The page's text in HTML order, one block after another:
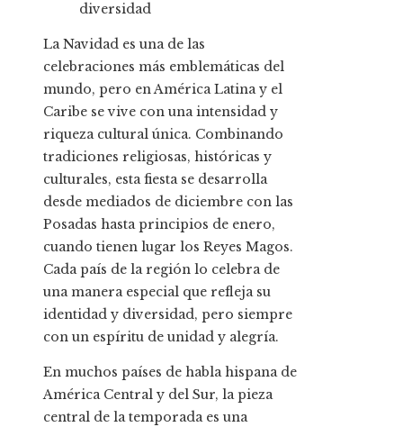
diversidad
La Navidad es una de las
celebraciones más emblemáticas del
mundo, pero en América Latina y el
Caribe se vive con una intensidad y
riqueza cultural única. Combinando
tradiciones religiosas, históricas y
culturales, esta fiesta se desarrolla
desde mediados de diciembre con las
Posadas hasta principios de enero,
cuando tienen lugar los Reyes Magos.
Cada país de la región lo celebra de
una manera especial que refleja su
identidad y diversidad, pero siempre
con un espíritu de unidad y alegría.
En muchos países de habla hispana de
América Central y del Sur, la pieza
central de la temporada es una